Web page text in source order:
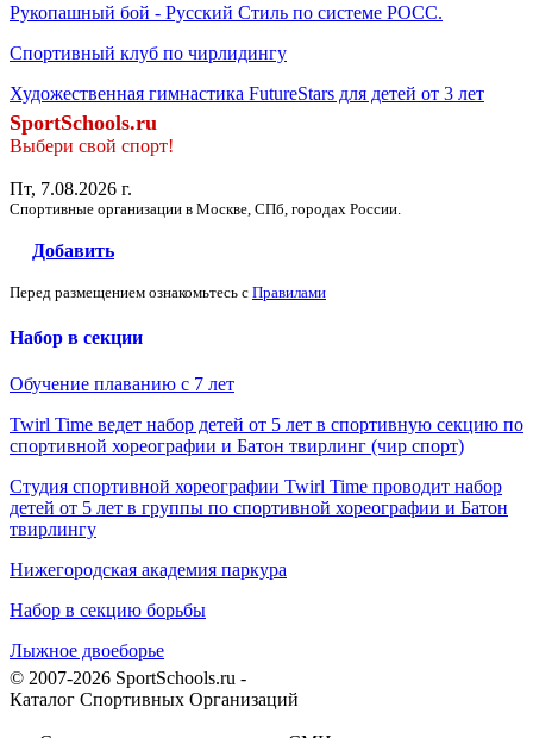
Рукопашный бой - Русский Стиль по системе РОСС.
Спортивный клуб по чирлидингу
Художественная гимнастика FutureStars для детей от 3 лет
SportSchools.ru
Выбери свой спорт!
Пт, 7.08.2026 г.
Спортивные организации в Москве, СПб, городах России.
Добавить
Перед размещением ознакомьтесь с Правилами
Набор в секции
Обучение плаванию с 7 лет
Twirl Time ведет набор детей от 5 лет в спортивную секцию по
спортивной хореографии и Батон твирлинг (чир спорт)
Студия спортивной хореографии Twirl Time проводит набор
детей от 5 лет в группы по спортивной хореографии и Батон
твирлингу
Нижегородская академия паркура
Набор в секцию борьбы
Лыжное двоеборье
© 2007-2026 SportSchools.ru -
Каталог Спортивных Организаций